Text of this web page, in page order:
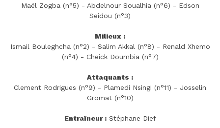
Maël Zogba (n°5) - Abdelnour Soualhia (n°6) - Edson
Seidou (n°3)
Milieux :
Ismail Bouleghcha (n°2) - Salim Akkal (n°8) - Renald Xhemo
(n°4) - Cheick Doumbia (n°7)
Attaquants :
Clement Rodrigues (n°9) - Plamedi Nsingi (n°11) - Josselin
Gromat (n°10)
Entraîneur :Stéphane Dief